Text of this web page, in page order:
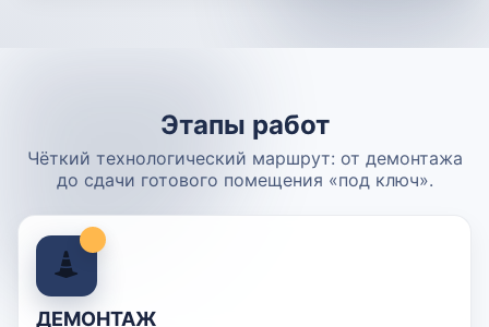
Этапы работ
Чёткий технологический маршрут: от демонтажа
до сдачи готового помещения «под ключ».
ДЕМОНТАЖ